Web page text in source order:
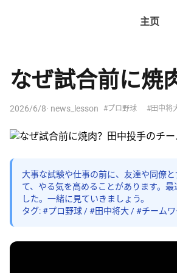
主页
なぜ試合前に焼
2026/6/8· news_lesson #プロ野球 #田中将
大事な試験や仕事の前に、友達や同僚
て、やる気を高めることがあります。
した。一緒に見ていきましょう。
タグ: #プロ野球 / #田中将大 / #チーム